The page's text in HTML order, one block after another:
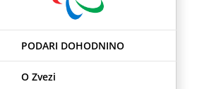
PODARI DOHODNINO
O Zvezi